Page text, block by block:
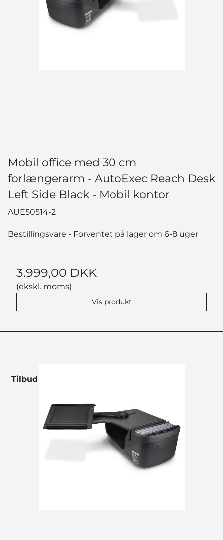
Mobil office med 30 cm
forlængerarm - AutoExec Reach Desk
Left Side Black - Mobil kontor
AUE50514-2
Bestillingsvare - Forventet på lager om 6-8 uger
3.999,00 DKK
(ekskl. moms)
Vis produkt
Tilbud